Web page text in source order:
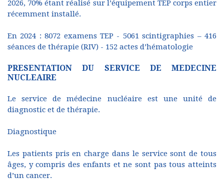
2026, 70% étant réalisé sur l’équipement TEP corps entier
récemment installé.
En 2024 : 8072 examens TEP - 5061 scintigraphies – 416
séances de thérapie (RIV) - 152 actes d’hématologie
PRESENTATION DU SERVICE DE MEDECINE
NUCLEAIRE
Le service de médecine nucléaire est une unité de
diagnostic et de thérapie.
Diagnostique
Les patients pris en charge dans le service sont de tous
âges, y compris des enfants et ne sont pas tous atteints
d’un cancer.